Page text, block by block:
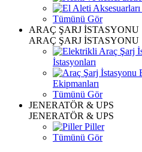
Tümünü Gör
ARAÇ ŞARJ İSTASYONU
ARAÇ ŞARJ İSTASYONU
İstasyonları
Ekipmanları
Tümünü Gör
JENERATÖR & UPS
JENERATÖR & UPS
Piller
Tümünü Gör